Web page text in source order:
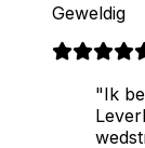
Geweldig
"Ik